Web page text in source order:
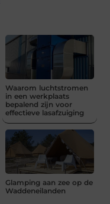
Waarom luchtstromen
in een werkplaats
bepalend zijn voor
effectieve lasafzuiging
Glamping aan zee op de
Waddeneilanden